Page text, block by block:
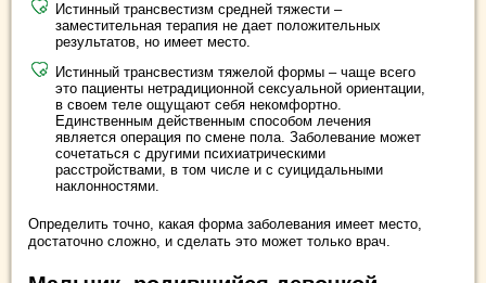
Истинный трансвестизм средней тяжести –
заместительная терапия не дает положительных
результатов, но имеет место.
Истинный трансвестизм тяжелой формы – чаще всего
это пациенты нетрадиционной сексуальной ориентации,
в своем теле ощущают себя некомфортно.
Единственным действенным способом лечения
является операция по смене пола. Заболевание может
сочетаться с другими психиатрическими
расстройствами, в том числе и с суицидальными
наклонностями.
Определить точно, какая форма заболевания имеет место,
достаточно сложно, и сделать это может только врач.